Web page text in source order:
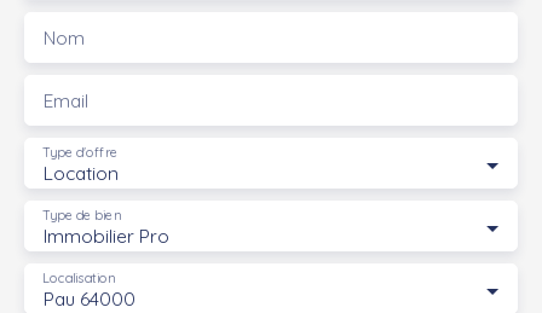
Nom
Email
Location
Type d'offre
Immobilier Pro
Type de bien
Pau 64000
Localisation